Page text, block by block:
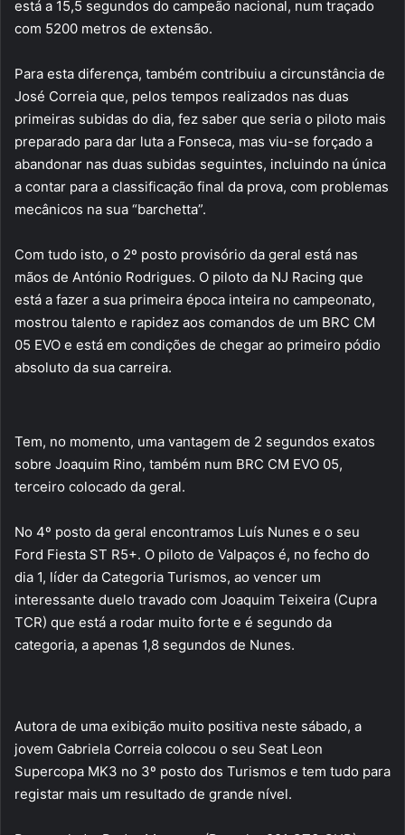
está a 15,5 segundos do campeão nacional, num traçado
com 5200 metros de extensão.
Para esta diferença, também contribuiu a circunstância de
José Correia que, pelos tempos realizados nas duas
primeiras subidas do dia, fez saber que seria o piloto mais
preparado para dar luta a Fonseca, mas viu-se forçado a
abandonar nas duas subidas seguintes, incluindo na única
a contar para a classificação final da prova, com problemas
mecânicos na sua “barchetta”.
Com tudo isto, o 2º posto provisório da geral está nas
mãos de António Rodrigues. O piloto da NJ Racing que
está a fazer a sua primeira época inteira no campeonato,
mostrou talento e rapidez aos comandos de um BRC CM
05 EVO e está em condições de chegar ao primeiro pódio
absoluto da sua carreira.
Tem, no momento, uma vantagem de 2 segundos exatos
sobre Joaquim Rino, também num BRC CM EVO 05,
terceiro colocado da geral.
No 4º posto da geral encontramos Luís Nunes e o seu
Ford Fiesta ST R5+. O piloto de Valpaços é, no fecho do
dia 1, líder da Categoria Turismos, ao vencer um
interessante duelo travado com Joaquim Teixeira (Cupra
TCR) que está a rodar muito forte e é segundo da
categoria, a apenas 1,8 segundos de Nunes.
Autora de uma exibição muito positiva neste sábado, a
jovem Gabriela Correia colocou o seu Seat Leon
Supercopa MK3 no 3º posto dos Turismos e tem tudo para
registar mais um resultado de grande nível.